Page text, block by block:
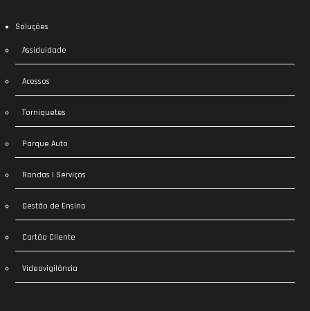
Soluções
Assiduidade
Acessos
Torniquetes
Parque Auto
Rondas | Serviços
Gestão de Ensino
Cartão Cliente
Videovigilância